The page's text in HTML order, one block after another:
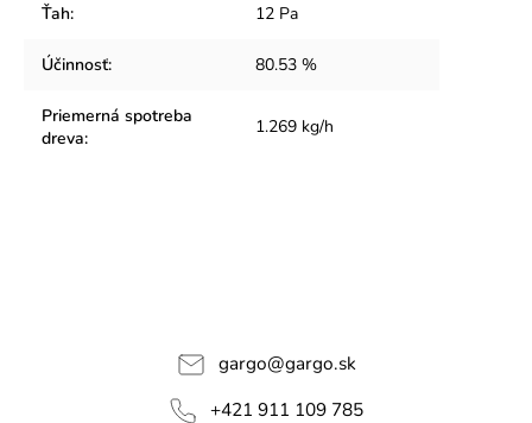
Ťah: 12 Pa
Účinnosť: 80.53 %
Priemerná spotreba
dreva:
1.269 kg/h
gargo@gargo.sk
+421 911 109 785